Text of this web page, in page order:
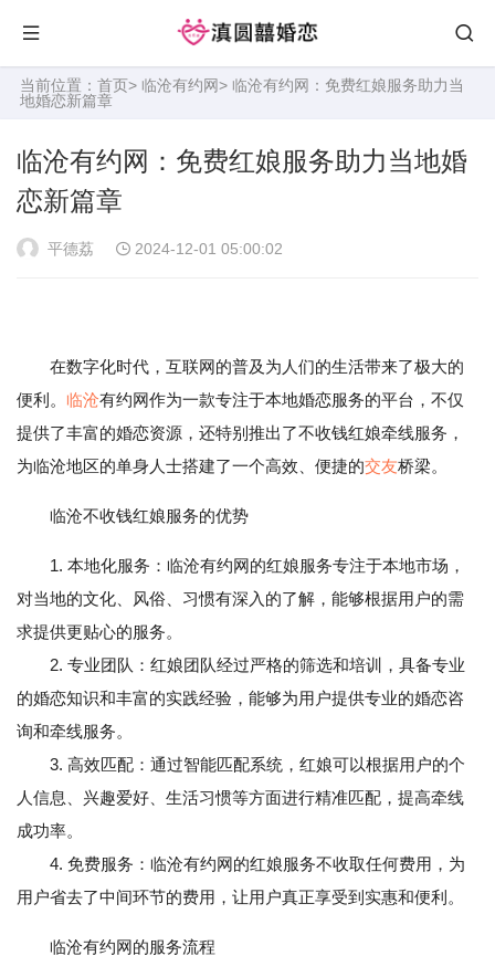
当前位置： 首页> 临沧有约网> 临沧有约网：免费红娘服务助力当
地婚恋新篇章
临沧有约网：免费红娘服务助力当地婚
恋新篇章
平德荔 2024-12-01 05:00:02
在数字化时代，互联网的普及为人们的生活带来了极大的
便利。 临沧有约网作为一款专注于本地婚恋服务的平台，不仅
提供了丰富的婚恋资源，还特别推出了不收钱红娘牵线服务，
为临沧地区的单身人士搭建了一个高效、便捷的交友桥梁。
临沧不收钱红娘服务的优势
1. 本地化服务：临沧有约网的红娘服务专注于本地市场，
对当地的文化、风俗、习惯有深入的了解，能够根据用户的需
求提供更贴心的服务。
2. 专业团队：红娘团队经过严格的筛选和培训，具备专业
的婚恋知识和丰富的实践经验，能够为用户提供专业的婚恋咨
询和牵线服务。
3. 高效匹配：通过智能匹配系统，红娘可以根据用户的个
人信息、兴趣爱好、生活习惯等方面进行精准匹配，提高牵线
成功率。
4. 免费服务：临沧有约网的红娘服务不收取任何费用，为
用户省去了中间环节的费用，让用户真正享受到实惠和便利。
临沧有约网的服务流程